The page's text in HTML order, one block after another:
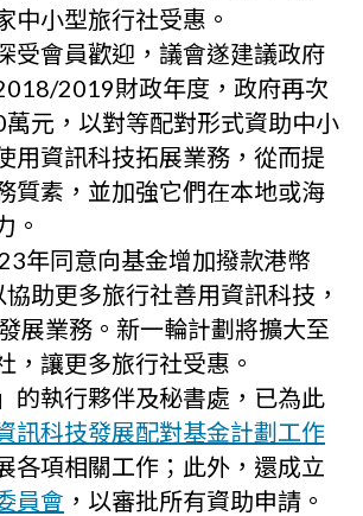
中小型旅行社受惠。
受會員歡迎，議會遂建議政府
2019財政年度，政府再次
元，以對等配對形式資助中小
用資訊科技拓展業務，從而提
質素，並加強它們在本地或海
。
年同意向基金增加撥款港幣
助更多旅行社善用資訊科技，
展業務。新一輪計劃將擴大至
，讓更多旅行社受惠。
的執行夥伴及秘書處，已為此
訊科技發展配對基金計劃工作
各項相關工作；此外，還成立
員會 ，以審批所有資助申請。